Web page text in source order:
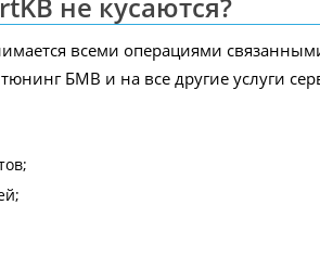
не кусаются?
всеми операциями
БМВ и на все другие услуги